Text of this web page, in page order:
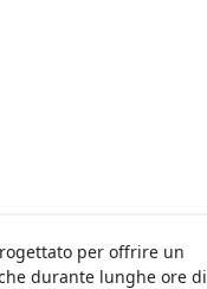
per offrire un
durante lunghe ore di